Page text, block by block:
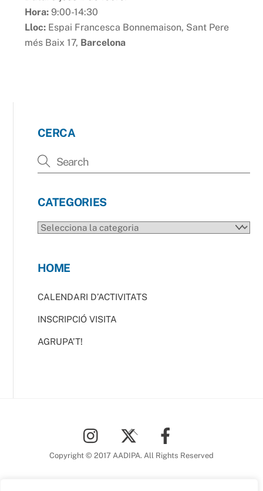
Hora: 9:00-14:30
Lloc: Espai Francesca Bonnemaison, Sant Pere
més Baix 17, Barcelona
CERCA
CATEGORIES
CATEGORIES
HOME
CALENDARI D’ACTIVITATS
INSCRIPCIÓ VISITA
AGRUPA’T!
To
Top
Copyright © 2017 AADIPA. All Rights Reserved